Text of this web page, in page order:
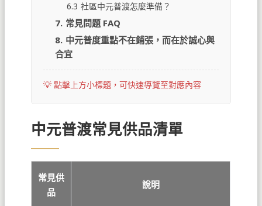
6.3 社區中元普渡怎麼準備？
7. 常見問題 FAQ
8. 中元普度重點不在鋪張，而在於誠心與
合宜
中元普渡常見供品清單
常見供
品
說明